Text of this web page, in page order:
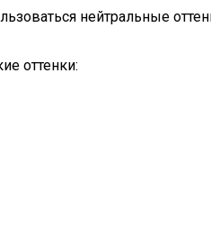
нейтральные
оттенки: